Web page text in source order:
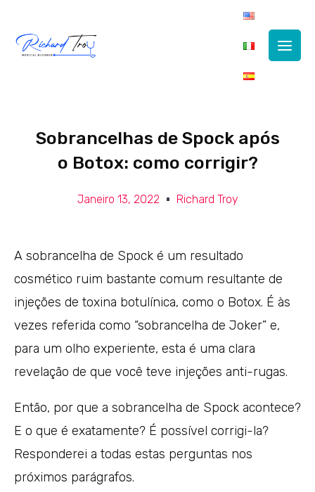
Menu
Sobrancelhas de Spock após
o Botox: como corrigir?
Janeiro 13, 2022 Richard Troy
A sobrancelha de Spock é um resultado
cosmético ruim bastante comum resultante de
injeções de toxina botulínica, como o Botox. É às
vezes referida como “sobrancelha de Joker” e,
para um olho experiente, esta é uma clara
revelação de que você teve injeções anti-rugas.
Então, por que a sobrancelha de Spock acontece?
E o que é exatamente? É possível corrigi-la?
Responderei a todas estas perguntas nos
próximos parágrafos.